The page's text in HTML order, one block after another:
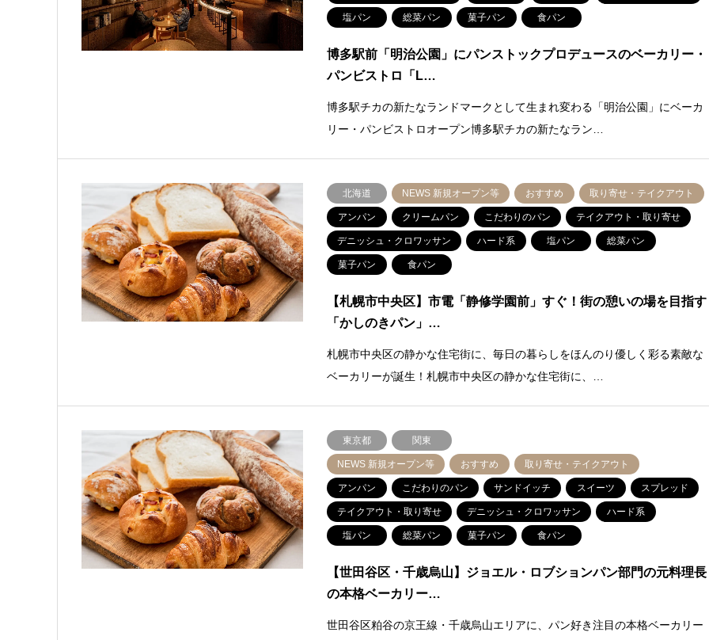
塩パン 総菜パン 菓子パン 食パン
博多駅前「明治公園」にパンストックプロデュースのベーカリー・
パンビストロ「L…
博多駅チカの新たなランドマークとして生まれ変わる「明治公園」にベーカ
リー・パンビストロオープン博多駅チカの新たなラン…
北海道 NEWS 新規オープン等 おすすめ 取り寄せ・テイクアウト
アンパン クリームパン こだわりのパン テイクアウト・取り寄せ
デニッシュ・クロワッサン ハード系 塩パン 総菜パン
菓子パン 食パン
【札幌市中央区】市電「静修学園前」すぐ！街の憩いの場を目指す
「かしのきパン」…
札幌市中央区の静かな住宅街に、毎日の暮らしをほんのり優しく彩る素敵な
ベーカリーが誕生！札幌市中央区の静かな住宅街に、…
東京都 関東
NEWS 新規オープン等 おすすめ 取り寄せ・テイクアウト
アンパン こだわりのパン サンドイッチ スイーツ スプレッド
テイクアウト・取り寄せ デニッシュ・クロワッサン ハード系
塩パン 総菜パン 菓子パン 食パン
【世田谷区・千歳烏山】ジョエル・ロブションパン部門の元料理長
の本格ベーカリー…
世田谷区粕谷の京王線・千歳烏山エリアに、パン好き注目の本格ベーカリー